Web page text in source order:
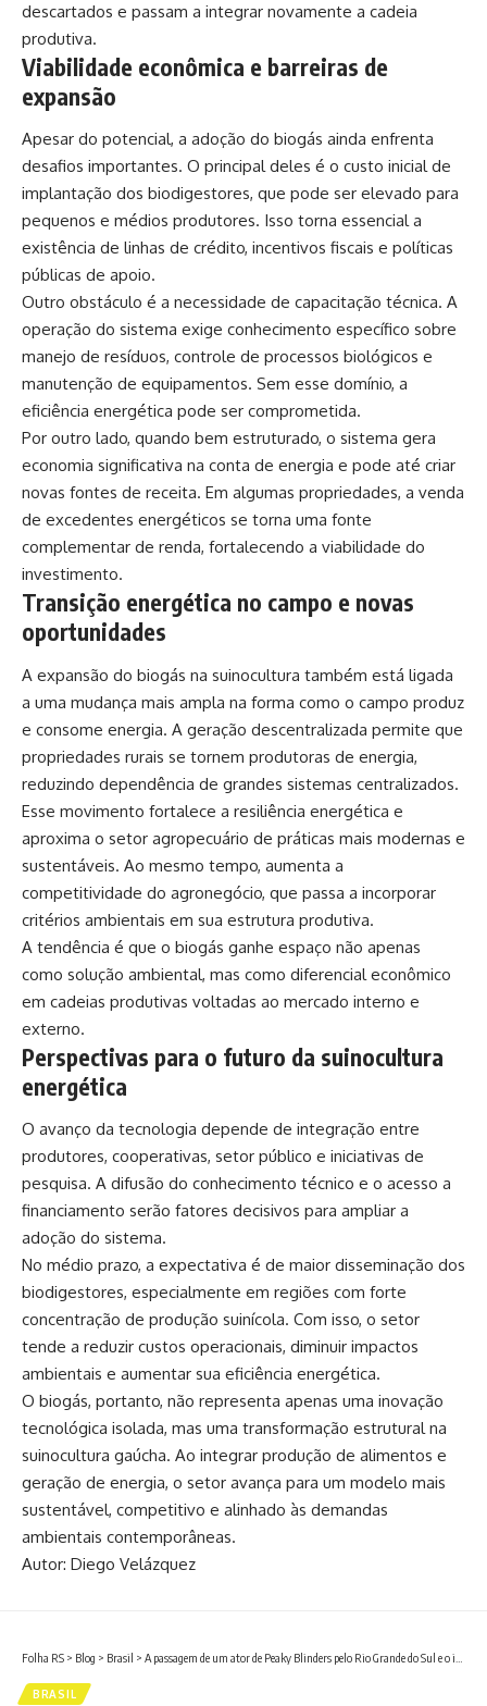
descartados e passam a integrar novamente a cadeia
produtiva.
Viabilidade econômica e barreiras de
expansão
Apesar do potencial, a adoção do biogás ainda enfrenta
desafios importantes. O principal deles é o custo inicial de
implantação dos biodigestores, que pode ser elevado para
pequenos e médios produtores. Isso torna essencial a
existência de linhas de crédito, incentivos fiscais e políticas
públicas de apoio.
Outro obstáculo é a necessidade de capacitação técnica. A
operação do sistema exige conhecimento específico sobre
manejo de resíduos, controle de processos biológicos e
manutenção de equipamentos. Sem esse domínio, a
eficiência energética pode ser comprometida.
Por outro lado, quando bem estruturado, o sistema gera
economia significativa na conta de energia e pode até criar
novas fontes de receita. Em algumas propriedades, a venda
de excedentes energéticos se torna uma fonte
complementar de renda, fortalecendo a viabilidade do
investimento.
Transição energética no campo e novas
oportunidades
A expansão do biogás na suinocultura também está ligada
a uma mudança mais ampla na forma como o campo produz
e consome energia. A geração descentralizada permite que
propriedades rurais se tornem produtoras de energia,
reduzindo dependência de grandes sistemas centralizados.
Esse movimento fortalece a resiliência energética e
aproxima o setor agropecuário de práticas mais modernas e
sustentáveis. Ao mesmo tempo, aumenta a
competitividade do agronegócio, que passa a incorporar
critérios ambientais em sua estrutura produtiva.
A tendência é que o biogás ganhe espaço não apenas
como solução ambiental, mas como diferencial econômico
em cadeias produtivas voltadas ao mercado interno e
externo.
Perspectivas para o futuro da suinocultura
energética
O avanço da tecnologia depende de integração entre
produtores, cooperativas, setor público e iniciativas de
pesquisa. A difusão do conhecimento técnico e o acesso a
financiamento serão fatores decisivos para ampliar a
adoção do sistema.
No médio prazo, a expectativa é de maior disseminação dos
biodigestores, especialmente em regiões com forte
concentração de produção suinícola. Com isso, o setor
tende a reduzir custos operacionais, diminuir impactos
ambientais e aumentar sua eficiência energética.
O biogás, portanto, não representa apenas uma inovação
tecnológica isolada, mas uma transformação estrutural na
suinocultura gaúcha. Ao integrar produção de alimentos e
geração de energia, o setor avança para um modelo mais
sustentável, competitivo e alinhado às demandas
ambientais contemporâneas.
Autor: Diego Velázquez
Folha RS > Blog > Brasil > A passagem de um ator de Peaky Blinders pelo Rio Grande do Sul e o impacto do interesse internacional no turismo cultural brasileiro
BRASIL